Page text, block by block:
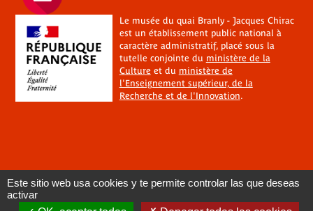
Le musée du quai Branly - Jacques Chirac
est un établissement public national à
caractère administratif, placé sous la
tutelle conjointe du ministère de la
Cultureet du ministère de
l'Enseignement supérieur, de la
Recherche et de l'Innovation.
Este sitio web usa cookies y te permite controlar las que deseas
activar